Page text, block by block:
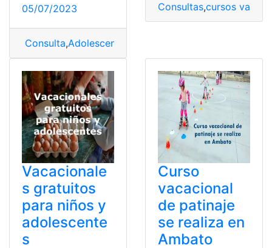
05/07/2023
Consulta,Adolescentes
Consultas,cursos
Vacacionale
s gratuitos
para niños y
adolescente
s
Curso
vacacional
de patinaje
se realiza en
Ambato